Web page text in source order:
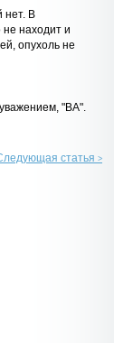
нет. В
находит и
опухоль не
"ВА".
статья >